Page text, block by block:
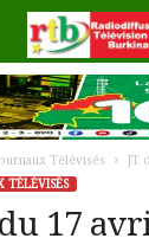
Télévisés
JT
TÉLÉVISÉS
17